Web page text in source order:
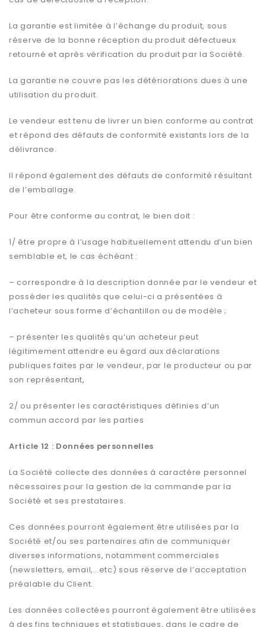
La garantie est limitée à l’échange du produit, sous
réserve de la bonne réception du produit défectueux
retourné et après vérification du produit par la Société.
La garantie ne couvre pas les détériorations dues à une
utilisation du produit.
Le vendeur est tenu de livrer un bien conforme au contrat
et répond des défauts de conformité existants lors de la
délivrance.
Il répond également des défauts de conformité résultant
de l’emballage.
Pour être conforme au contrat, le bien doit :
1/ être propre à l’usage habituellement attendu d’un bien
semblable et, le cas échéant :
– correspondre à la description donnée par le vendeur et
posséder les qualités que celui-ci a présentées à
l’acheteur sous forme d’échantillon ou de modèle ;
– présenter les qualités qu’un acheteur peut
légitimement attendre eu égard aux déclarations
publiques faites par le vendeur, par le producteur ou par
son représentant,
2/ ou présenter les caractéristiques définies d’un
commun accord par les parties
Article 12 : Données personnelles
La Société collecte des données à caractère personnel
nécessaires pour la gestion de la commande par la
Société et ses prestataires.
Ces données pourront également être utilisées par la
Société et/ou ses partenaires afin de communiquer
diverses informations, notamment commerciales
(newsletters, email,…etc) sous réserve de l’acceptation
préalable du Client.
Les données collectées pourront également être utilisées
à des fins techniques et statistiques, dans le cadre de